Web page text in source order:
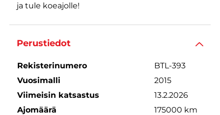
ja tule koeajolle!
Perustiedot
Rekisterinumero
BTL-393
Vuosimalli
2015
Viimeisin katsastus
13.2.2026
Ajomäärä
175000 km